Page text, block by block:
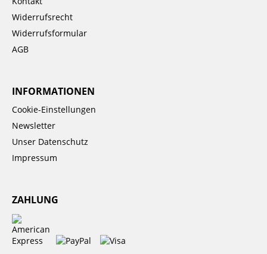
Widerrufsrecht
Widerrufsformular
AGB
INFORMATIONEN
Cookie-Einstellungen
Newsletter
Unser Datenschutz
Impressum
ZAHLUNG